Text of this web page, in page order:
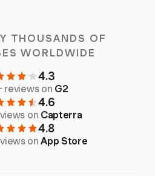
THOUSANDS OF
WORLDWIDE
4.3
reviews on G2
4.6
on Capterra
4.8
onApp Store